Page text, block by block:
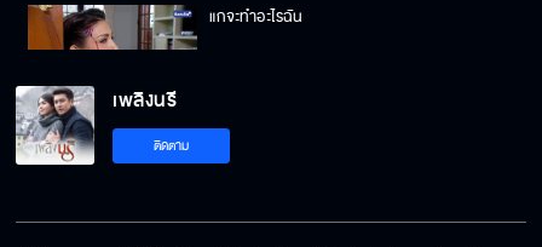
แกจะทำอะไรฉัน
ยกโทษให้เกรซด้วยนะคะ
เพลิงนรี
ติดตาม